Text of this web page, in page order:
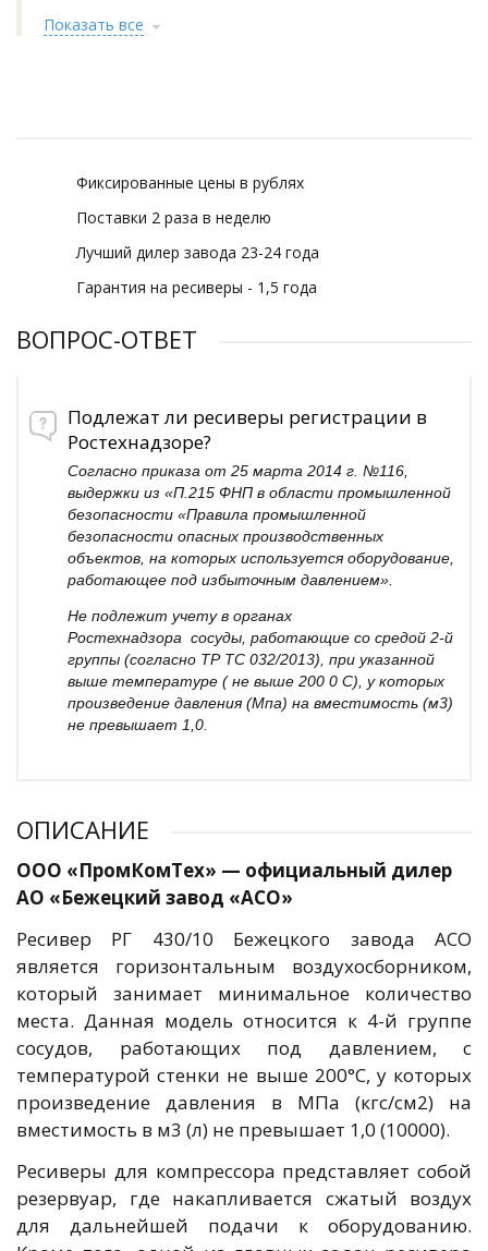
Показать все
Фиксированные цены в рублях
Поставки 2 раза в неделю
Лучший дилер завода 23-24 года
Гарантия на ресиверы - 1,5 года
ВОПРОС-ОТВЕТ
Подлежат ли ресиверы регистрации в
Ростехнадзоре?
Согласно приказа от 25 марта 2014 г. №116,
выдержки из «П.215 ФНП в области промышленной
безопасности «Правила промышленной
безопасности опасных производственных
объектов, на которых используется оборудование,
работающее под избыточным давлением».
Не подлежит учету в органах
Ростехнадзора сосуды, работающие со средой 2-й
группы (согласно ТР ТС 032/2013), при указанной
выше температуре ( не выше 200 0 С), у которых
произведение давления (Мпа) на вместимость (м3)
не превышает 1,0.
ОПИСАНИЕ
ООО «ПромКомТех» — официальный дилер
АО «Бежецкий завод «АСО»
Ресивер РГ 430/10 Бежецкого завода АСО
является горизонтальным воздухосборником,
который занимает минимальное количество
места. Данная модель относится к 4-й группе
сосудов, работающих под давлением, с
температурой стенки не выше 200°С, у которых
произведение давления в МПа (кгс/см2) на
вместимость в м3 (л) не превышает 1,0 (10000).
Ресиверы для компрессора представляет собой
резервуар, где накапливается сжатый воздух
для дальнейшей подачи к оборудованию.